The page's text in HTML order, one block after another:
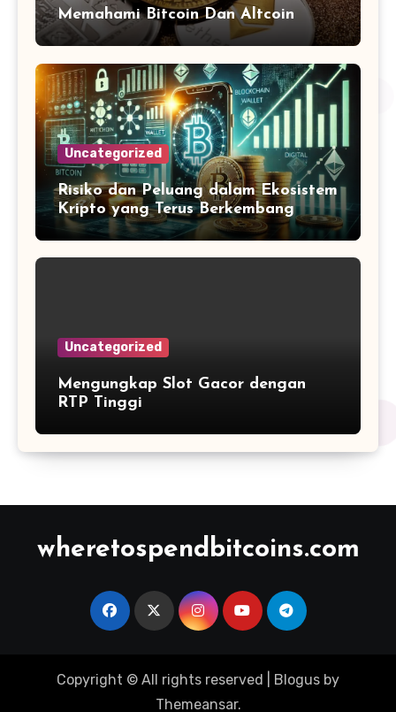
Memahami Bitcoin Dan Altcoin
Uncategorized
Risiko dan Peluang dalam Ekosistem
Kripto yang Terus Berkembang
Uncategorized
Mengungkap Slot Gacor dengan
RTP Tinggi
wheretospendbitcoins.com
Copyright © All rights reserved Blogus by
Themeansar.